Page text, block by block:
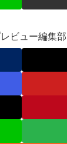
ビュー編集